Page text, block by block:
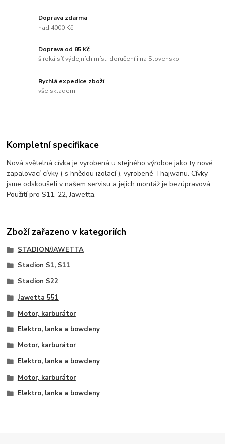
Doprava zdarma
nad 4000 Kč
Doprava od 85 Kč
široká síť výdejních míst, doručení i na Slovensko
Rychlá expedice zboží
vše skladem
Kompletní specifikace
Nová světelná cívka je vyrobená u stejného výrobce jako ty nové
zapalovací cívky ( s hnědou izolací ), vyrobené Thajwanu. Cívky
jsme odskoušeli v našem servisu a jejich montáž je bezúpravová.
Použití pro S11, 22, Jawetta.
Zboží zařazeno v kategoriích
STADION/JAWETTA
Stadion S1, S11
Stadion S22
Jawetta 551
Motor, karburátor
Elektro, lanka a bowdeny
Motor, karburátor
Elektro, lanka a bowdeny
Motor, karburátor
Elektro, lanka a bowdeny